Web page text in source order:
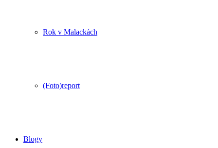
Rok v Malackách
(Foto)report
Blogy